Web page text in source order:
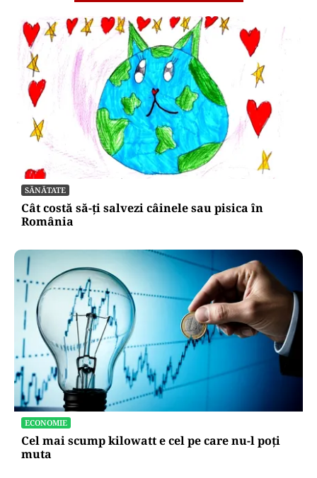
SĂNĂTATE
Cât costă să-ți salvezi câinele sau pisica în
România
ECONOMIE
Cel mai scump kilowatt e cel pe care nu-l poți
muta